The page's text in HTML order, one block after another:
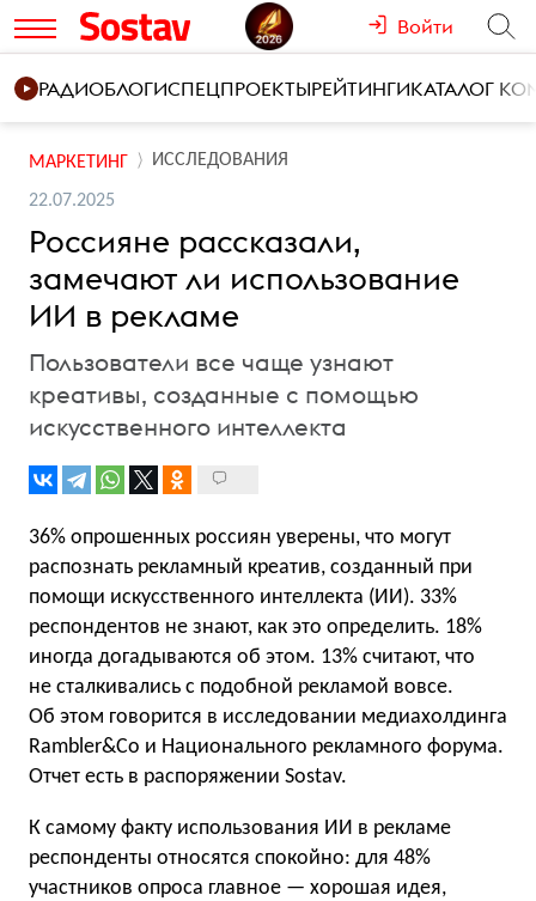
Войти
РАДИОБЛОГИСПЕЦПРОЕКТЫРЕЙТИНГИКАТАЛОГ
МАРКЕТИНГ ИССЛЕДОВАНИЯ
22.07.2025
Россияне рассказали,
замечают ли использование
ИИ в рекламе
Пользователи все чаще узнают
креативы, созданные с помощью
искусственного интеллекта
36% опрошенных россиян уверены, что могут
распознать рекламный креатив, созданный при
помощи искусственного интеллекта (ИИ). 33%
респондентов не знают, как это определить. 18%
иногда догадываются об этом. 13% считают, что
не сталкивались с подобной рекламой вовсе.
Об этом говорится в исследовании медиахолдинга
Rambler&Co и Национального рекламного форума.
Отчет есть в распоряжении Sostav.
К самому факту использования ИИ в рекламе
респонденты относятся спокойно: для 48%
участников опроса главное — хорошая идея,